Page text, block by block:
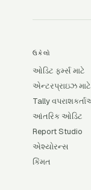
ઉકેલો
ઓડિટ ફર્મ્સ માટે
એન્ટરપ્રાઇઝ માટે
Tally
આંતરિક ઓડિટ
Report Studio
એશ્યોરન્સ
કિંમત